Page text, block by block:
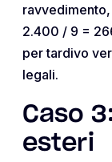
2.400 / 9 =
per tardivo
legali.
Caso
esteri